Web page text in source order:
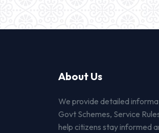
About Us
We provide detailed
Govt Schemes, Service
help citizens stay informed